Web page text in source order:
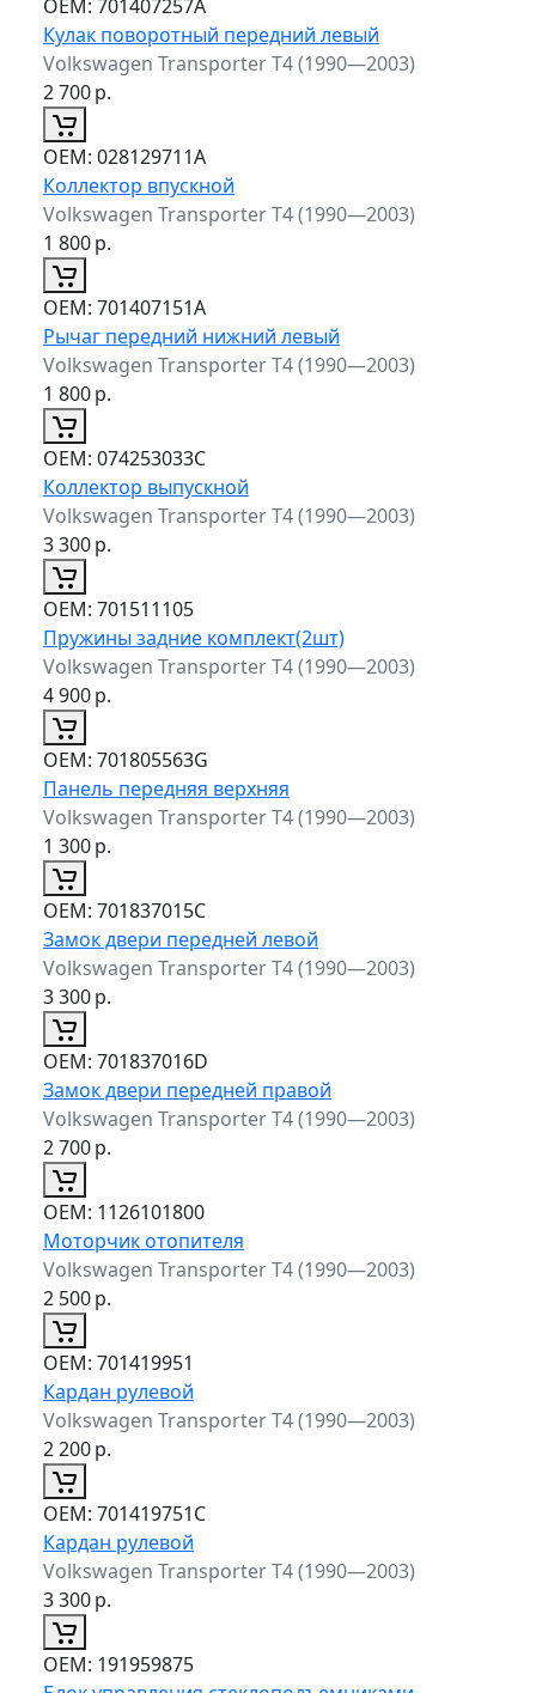
ОЕМ: 701407257A
Кулак поворотный передний левый
Volkswagen Transporter T4 (1990—2003)
2 700р.
ОЕМ: 028129711A
Коллектор впускной
Volkswagen Transporter T4 (1990—2003)
1 800р.
ОЕМ: 701407151A
Рычаг передний нижний левый
Volkswagen Transporter T4 (1990—2003)
1 800р.
ОЕМ: 074253033C
Коллектор выпускной
Volkswagen Transporter T4 (1990—2003)
3 300р.
ОЕМ: 701511105
Пружины задние комплект(2шт)
Volkswagen Transporter T4 (1990—2003)
4 900р.
ОЕМ: 701805563G
Панель передняя верхняя
Volkswagen Transporter T4 (1990—2003)
1 300р.
ОЕМ: 701837015C
Замок двери передней левой
Volkswagen Transporter T4 (1990—2003)
3 300р.
ОЕМ: 701837016D
Замок двери передней правой
Volkswagen Transporter T4 (1990—2003)
2 700р.
ОЕМ: 1126101800
Моторчик отопителя
Volkswagen Transporter T4 (1990—2003)
2 500р.
ОЕМ: 701419951
Кардан рулевой
Volkswagen Transporter T4 (1990—2003)
2 200р.
ОЕМ: 701419751C
Кардан рулевой
Volkswagen Transporter T4 (1990—2003)
3 300р.
ОЕМ: 191959875